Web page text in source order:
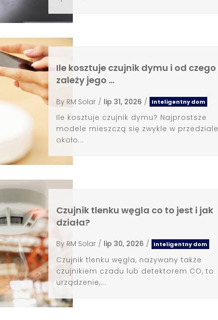
Ile kosztuje czujnik dymu i od czego
zależy jego …
By RM Solar / lip 31, 2026 / Inteligentny dom
Ile kosztuje czujnik dymu? Najprostsze
modele mieszczą się zwykle w przedziale
około...
Czujnik tlenku węgla co to jest i jak
działa?
By RM Solar / lip 30, 2026 / Inteligentny dom
Czujnik tlenku węgla, nazywany także
czujnikiem czadu lub detektorem CO, to
urządzenie,...